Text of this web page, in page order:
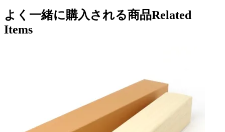
よく一緒に購入される商品Related
Items